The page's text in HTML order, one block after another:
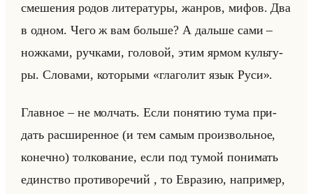
сме­ше­ния родов ли­те­ра­ту­ры, жан­ров, мифов. Два
в одном. Чего ж вам больше? А дальше сами –
нож­ка­ми, руч­ка­ми, го­ло­вой, этим ярмом культу­
ры. Сло­ва­ми, ко­то­ры­ми «глаголит язык Руси».
Глав­ное – не мол­чать. Если по­ня­тию тума при­
дать рас­ши­рен­ное (и тем самым про­из­вольное,
ко­неч­но) тол­ко­ва­ние, если под тумой по­ни­мать
един­ство про­ти­во­ре­чий , то Евра­зию, на­при­мер,